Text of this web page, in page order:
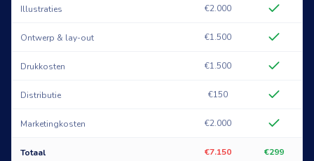
Illustraties €2.000
Ontwerp & lay-out €1.500
Drukkosten €1.500
Distributie €150
Marketingkosten €2.000
Totaal €7.150 €299